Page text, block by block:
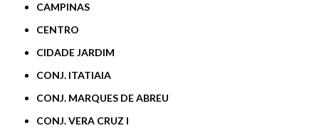
CAMPINAS
CENTRO
CIDADE JARDIM
CONJ. ITATIAIA
CONJ. MARQUES DE ABREU
CONJ. VERA CRUZ I